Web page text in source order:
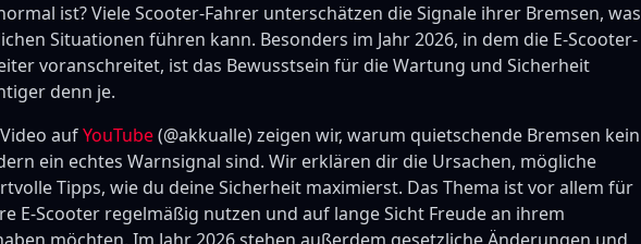
ist? Viele Scooter-Fahrer unterschätzen die Signale ihrer Bremsen, was
Situationen führen kann. Besonders im Jahr 2026, in dem die E-Scooter-
voranschreitet, ist das Bewusstsein für die Wartung und Sicherheit
denn je.
aufYouTube(@akkualle) zeigen wir, warum quietschende Bremsen kein
ein echtes Warnsignal sind. Wir erklären dir die Ursachen, mögliche
Tipps, wie du deine Sicherheit maximierst. Das Thema ist vor allem für
E-Scooter regelmäßig nutzen und auf lange Sicht Freude an ihrem